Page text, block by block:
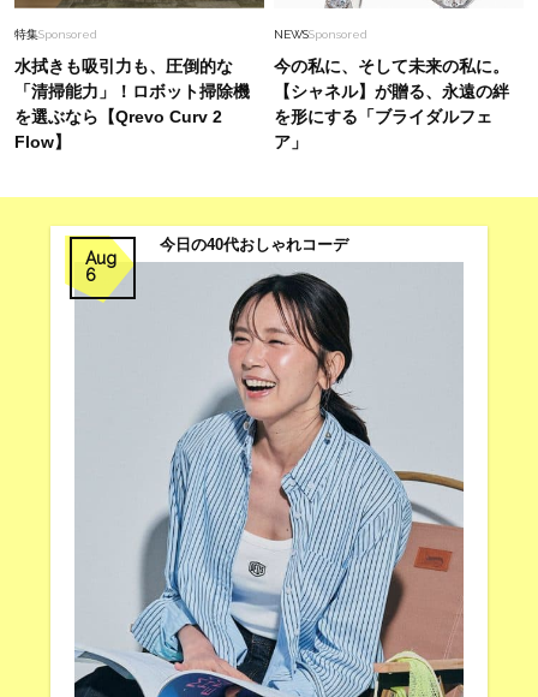
特集Sponsored
水拭きも吸引力も、圧倒的な
「清掃能力」！ロボット掃除機
を選ぶなら【Qrevo Curv 2
Flow】
NEWSSponsored
今の私に、そして未来の私に。
【シャネル】が贈る、永遠の絆
を形にする「ブライダルフェ
ア」
Aug
6
今日の40代おしゃれコーデ